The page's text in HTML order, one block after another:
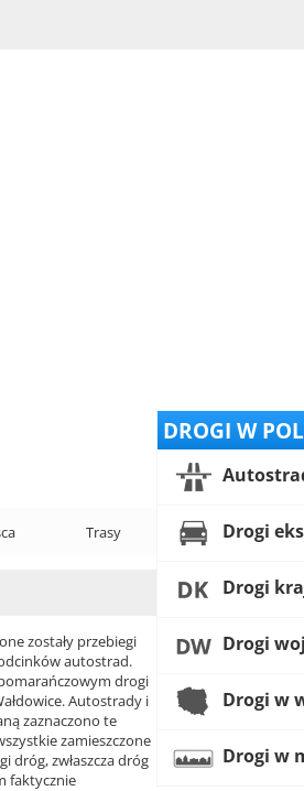
Trasy
zostały przebiegi
autostrad.
drogi
Autostrady i
zaznaczono te
zamieszczone
dróg, zwłaszcza dróg
faktycznie
DROGI W
Drogi
Drogi
Drogi
Drogi w
Drogi w